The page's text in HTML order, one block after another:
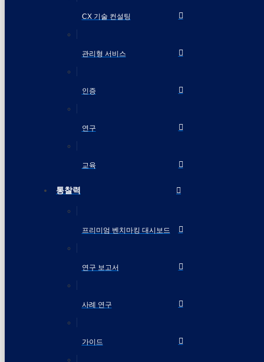
CX 기술 컨설팅
관리형 서비스
인증
연구
교육
통찰력
프리미엄 벤치마킹 대시보드
연구 보고서
사례 연구
가이드